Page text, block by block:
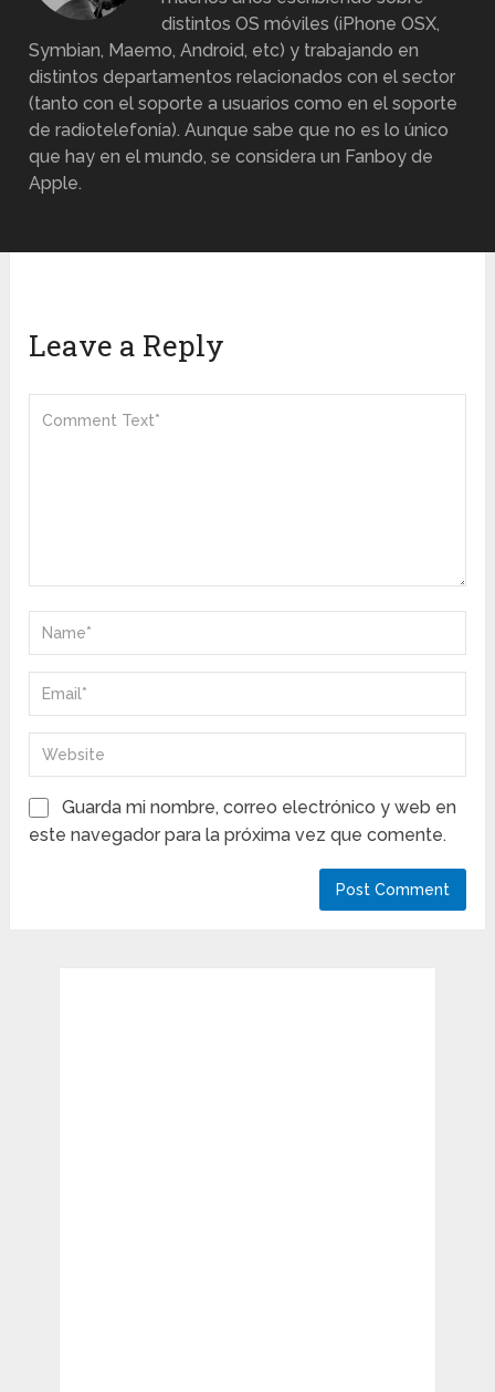
distintos OS móviles (iPhone OSX,
Symbian, Maemo, Android, etc) y trabajando en
distintos departamentos relacionados con el sector
(tanto con el soporte a usuarios como en el soporte
de radiotelefonía). Aunque sabe que no es lo único
que hay en el mundo, se considera un Fanboy de
Apple.
Leave a Reply
Guarda mi nombre, correo electrónico y web en
este navegador para la próxima vez que comente.